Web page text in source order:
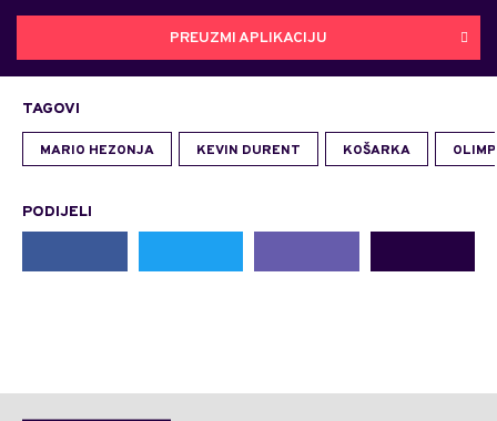
PREUZMI APLIKACIJU
TAGOVI
MARIO HEZONJA KEVIN DURENT KOŠARKA
PODIJELI